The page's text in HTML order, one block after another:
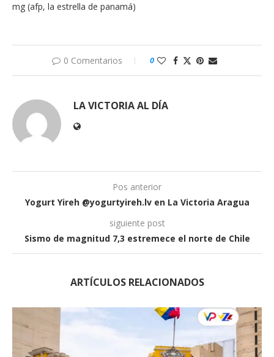
mg (afp, la estrella de panamá)
0 Comentarios 0
LA VICTORIA AL DÍA
Pos anterior
Yogurt Yireh @yogurtyireh.lv en La Victoria Aragua
siguiente post
Sismo de magnitud 7,3 estremece el norte de Chile
ARTÍCULOS RELACIONADOS